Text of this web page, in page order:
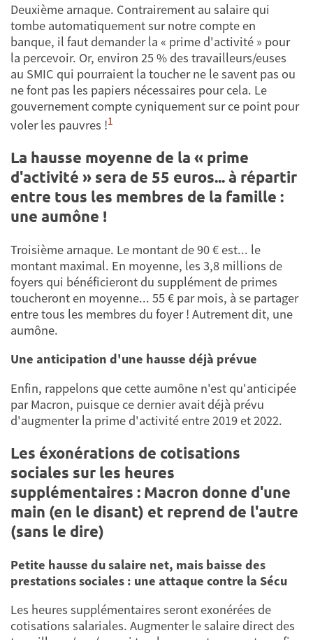
Deuxième arnaque. Contrairement au salaire qui
tombe automatiquement sur notre compte en
banque, il faut demander la « prime d'activité » pour
la percevoir. Or, environ 25 % des travailleurs/euses
au SMIC qui pourraient la toucher ne le savent pas ou
ne font pas les papiers nécessaires pour cela. Le
gouvernement compte cyniquement sur ce point pour
voler les pauvres !1
La hausse moyenne de la « prime
d'activité » sera de 55 euros... à répartir
entre tous les membres de la famille :
une aumône !
Troisième arnaque. Le montant de 90 € est... le
montant maximal. En moyenne, les 3,8 millions de
foyers qui bénéficieront du supplément de primes
toucheront en moyenne... 55 € par mois, à se partager
entre tous les membres du foyer ! Autrement dit, une
aumône.
Une anticipation d'une hausse déjà prévue
Enfin, rappelons que cette aumône n'est qu'anticipée
par Macron, puisque ce dernier avait déjà prévu
d'augmenter la prime d'activité entre 2019 et 2022.
Les éxonérations de cotisations
sociales sur les heures
supplémentaires : Macron donne d'une
main (en le disant) et reprend de l'autre
(sans le dire)
Petite hausse du salaire net, mais baisse des
prestations sociales : une attaque contre la Sécu
Les heures supplémentaires seront exonérées de
cotisations salariales. Augmenter le salaire direct des